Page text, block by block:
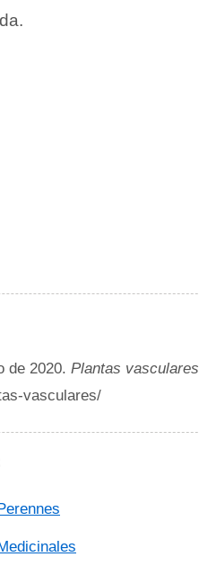
de 2020. Plantas vasculares
vasculares/